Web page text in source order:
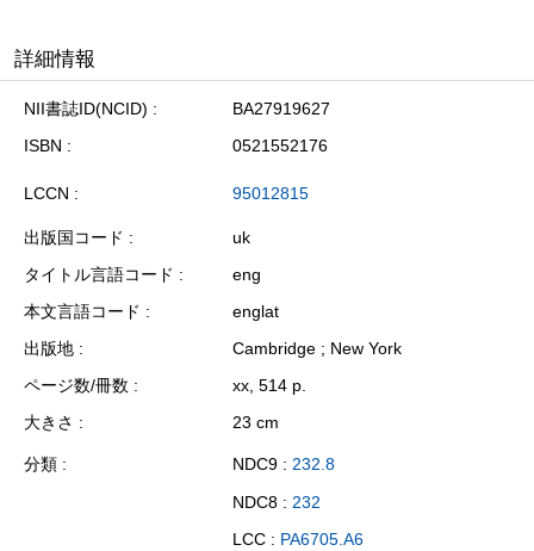
詳細情報
NII書誌ID(NCID)
BA27919627
ISBN
0521552176
LCCN 95012815
出版国コード
uk
タイトル言語コード
eng
本文言語コード
englat
出版地
Cambridge ; New York
ページ数/冊数
xx, 514 p.
大きさ
23 cm
分類 NDC9 : 232.8
NDC8 : 232
LCC : PA6705.A6